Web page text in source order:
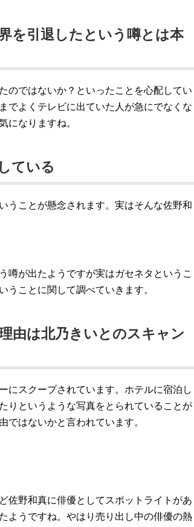
を引退したという噂とは本
のではないか？といったことを心配してい
でよくテレビに出ていた人が急にでなくな
になりますね。
ている
うことが懸念されます。実はそんな佐野和
噂が出たようですが実はガセネタというこ
うことに関して調べていきます。
由は北乃きいとのスキャン
にスクープされています。ホテルに宿泊し
りというような写真をとられていることが
ではないかと言われています。
佐野和真に俳優としてスポットライトがあ
ようですね。やはり売り出し中の俳優の熱